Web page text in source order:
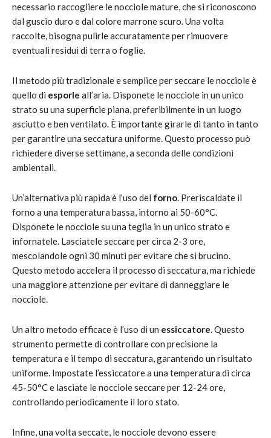
necessario raccogliere le nocciole mature, che si riconoscono
dal guscio duro e dal colore marrone scuro. Una volta
raccolte, bisogna pulirle accuratamente per rimuovere
eventuali residui di terra o foglie.
Il metodo più tradizionale e semplice per seccare le nocciole è
quello di esporle all’aria. Disponete le nocciole in un unico
strato su una superficie piana, preferibilmente in un luogo
asciutto e ben ventilato. È importante girarle di tanto in tanto
per garantire una seccatura uniforme. Questo processo può
richiedere diverse settimane, a seconda delle condizioni
ambientali.
Un’alternativa più rapida è l’uso del forno. Preriscaldate il
forno a una temperatura bassa, intorno ai 50-60°C.
Disponete le nocciole su una teglia in un unico strato e
infornatele. Lasciatele seccare per circa 2-3 ore,
mescolandole ogni 30 minuti per evitare che si brucino.
Questo metodo accelera il processo di seccatura, ma richiede
una maggiore attenzione per evitare di danneggiare le
nocciole.
Un altro metodo efficace è l’uso di un essiccatore. Questo
strumento permette di controllare con precisione la
temperatura e il tempo di seccatura, garantendo un risultato
uniforme. Impostate l’essiccatore a una temperatura di circa
45-50°C e lasciate le nocciole seccare per 12-24 ore,
controllando periodicamente il loro stato.
Infine, una volta seccate, le nocciole devono essere